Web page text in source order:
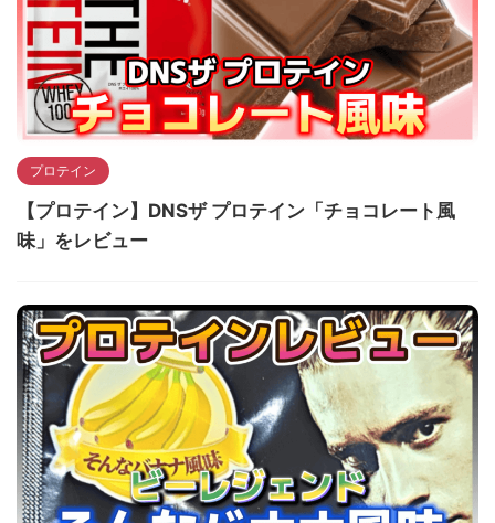
プロテイン
【プロテイン】DNSザ プロテイン「チョコレート風
味」をレビュー